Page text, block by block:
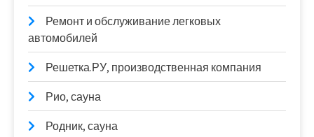
Ремонт и обслуживание легковых
автомобилей
Решетка.РУ, производственная компания
Рио, сауна
Родник, сауна